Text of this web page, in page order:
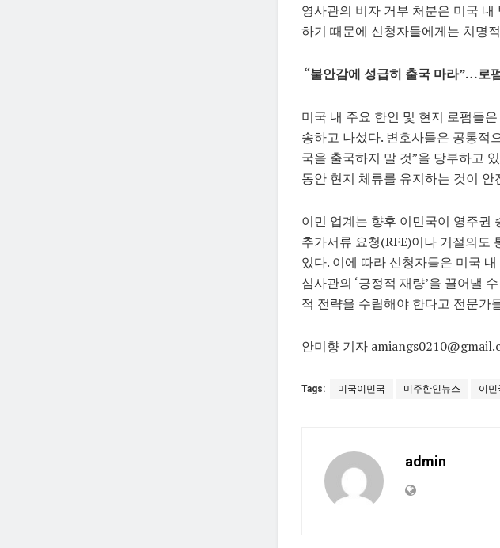
영사관의 비자 거부 처분은 미국
하기 때문에 신청자들에게는 치명
“불안감에 성급히 출국 마라”…로
미국 내 주요 한인 및 현지 로펌들
송하고 나섰다. 변호사들은 공통적
국을 출국하지 말 것”을 당부하고
동안 현지 체류를 유지하는 것이
이민 업계는 향후 이민국이 영주권
추가서류 요청(RFE)이나 거절의도
있다. 이에 따라 신청자들은 미국
심사관의 ‘긍정적 재량’을 끌어낼
적 전략을 수립해야 한다고 전문가
안미향 기자
Tags: 미국이민국 미주한인뉴스 이민
admin